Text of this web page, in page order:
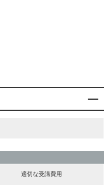
適切な受講費用